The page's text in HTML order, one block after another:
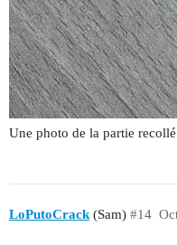
Une photo de la partie recollé
LoPutoCrack (Sam) #14